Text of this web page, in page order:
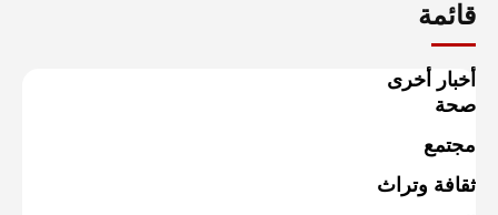
قائمة
أخبار أخرى
صحة
مجتمع
ثقافة وتراث